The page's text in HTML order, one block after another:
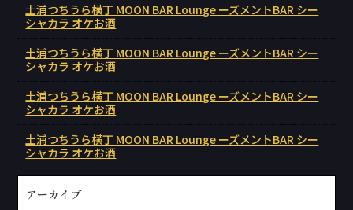
土浦つちうら横丁 MOON BAR Lounge ーズメントBAR シー
シャカラ オケお酒
土浦つちうら横丁 MOON BAR Lounge ーズメントBAR シー
シャカラ オケお酒
土浦つちうら横丁 MOON BAR Lounge ーズメントBAR シー
シャカラ オケお酒
土浦つちうら横丁 MOON BAR Lounge ーズメントBAR シー
シャカラ オケお酒
アーカイブ